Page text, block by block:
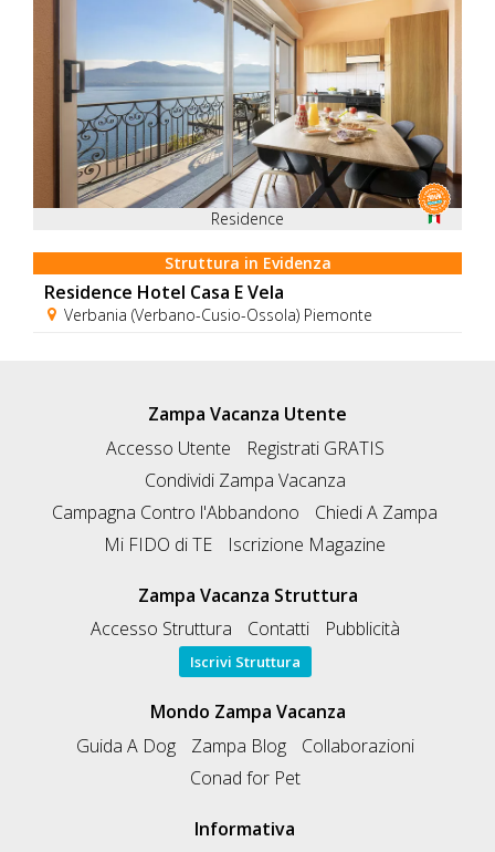
Residence
Struttura in Evidenza
Residence Hotel Casa E Vela
Verbania (Verbano-Cusio-Ossola) Piemonte
Zampa Vacanza Utente
Accesso Utente
Registrati GRATIS
Condividi Zampa Vacanza
Campagna Contro l'Abbandono
Chiedi A Zampa
Mi FIDO di TE
Iscrizione Magazine
Zampa Vacanza Struttura
Accesso Struttura
Contatti Pubblicità
Iscrivi Struttura
Mondo Zampa Vacanza
Guida A Dog
Zampa Blog
Collaborazioni
Conad for Pet
Informativa